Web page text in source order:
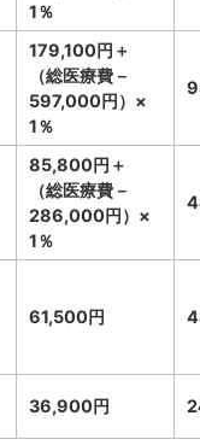
1％
179,100円＋
（総医療費－
597,000円）×
1％
85,800円＋
（総医療費－
286,000円）×
1％
61,500円
36,900円